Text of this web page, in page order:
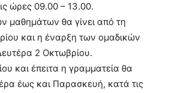
ώρες 09.00 – 13.00.
μαθημάτων θα γίνει από τη
και η έναρξη των ομαδικών
2 Οκτωβρίου.
και έπειτα η γραμματεία θα
έως και Παρασκευή, κατά τις